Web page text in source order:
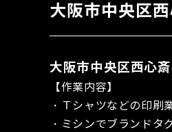
大阪市中央区
大阪市中央区西心
【作業内容】
・Ｔシャツなどの印刷
・ミシンでブランドタ